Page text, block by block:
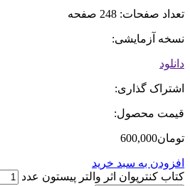
تعداد صفحات: 248 صفحه
نسخه آزمایشی:
دانلود
اشتراک گذاری:
قیمت محصول:
تومان600,000
افزودن به سبد خرید
کتاب کنترپوان اثر والتر پیستون عدد